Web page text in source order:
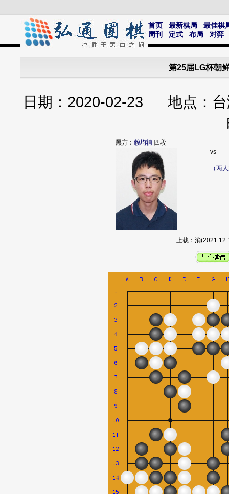
首页 最新棋局
最佳棋
周刊
定式 布局 对弈
第25届LG杯朝
日期：2020-02-23 地点
黑方： 赖均辅 四段
vs
（两
上载：消